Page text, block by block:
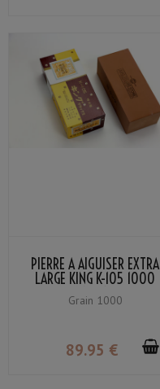
PIERRE À AIGUISER EXTRA
LARGE KING K-105 1000
GRAIN #1000
Grain 1000
89.95 €